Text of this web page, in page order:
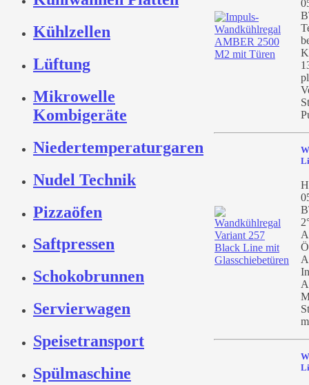
Kühlzellen
Lüftung
Mikrowelle
Kombigeräte
Niedertemperaturgaren
Nudel Technik
Pizzaöfen
Saftpressen
Schokobrunnen
Servierwagen
Speisetransport
Spülmaschine